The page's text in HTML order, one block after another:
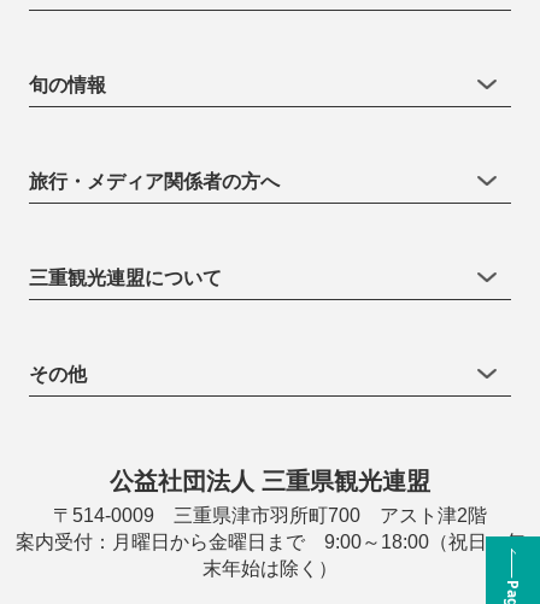
旬の情報
旅行・メディア関係者の方へ
三重観光連盟について
その他
公益社団法人 三重県観光連盟
〒514-0009 三重県津市羽所町700 アスト津2階
案内受付：月曜日から金曜日まで 9:00～18:00（祝日・年
末年始は除く）